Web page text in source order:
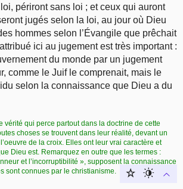
périront sans loi ; et ceux qui auront
jugés selon la loi, au jour où Dieu
hommes selon l’Évangile que prêchait
ici au jugement est très important :
du monde par un jugement
comme le Juif le comprenait, mais le
selon la connaissance que Dieu a du
vérité qui perce partout dans la doctrine de cette
choses se trouvent dans leur réalité, devant un
de la croix. Elles ont leur vrai caractère et
Dieu est. Remarquez en outre que les termes :
et l’incorruptibilité », supposent la connaissance
sont connues par le christianisme.